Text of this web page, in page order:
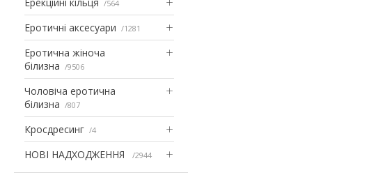
564
Еротичні аксесуари 1281
Еротична жіноча
білизна
9506
Чоловіча еротична
білизна
807
Кросдресинг 4
НОВІ НАДХОДЖЕННЯ 2944